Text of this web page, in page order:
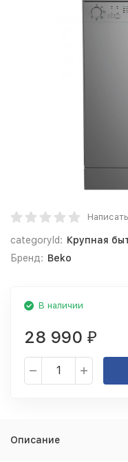
categoryId: Крупная
Бренд: Beko
В наличии
28 990 ₽
Описание